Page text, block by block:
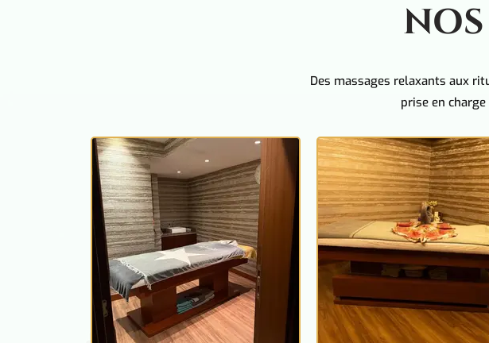
Des massages relaxants aux
prise en